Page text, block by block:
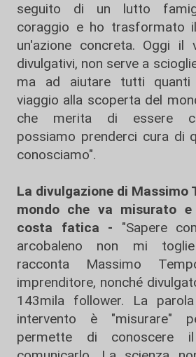
seguito di un lutto
coraggio e ho trasformato
un'azione concreta. Oggi il
divulgativi, non serve a
ma ad aiutare tutti
viaggio alla scoperta del
che merita di essere
possiamo prenderci cura di
conosciamo".
La divulgazione di Massimo
mondo che va misurato
costa fatica - "Sapere
arcobaleno non mi
racconta Massimo
imprenditore, nonché
143mila follower. La
intervento è "misurare"
permette di